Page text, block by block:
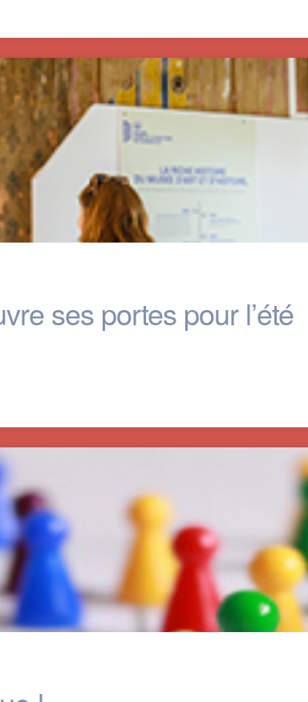
ses portes pour l’été